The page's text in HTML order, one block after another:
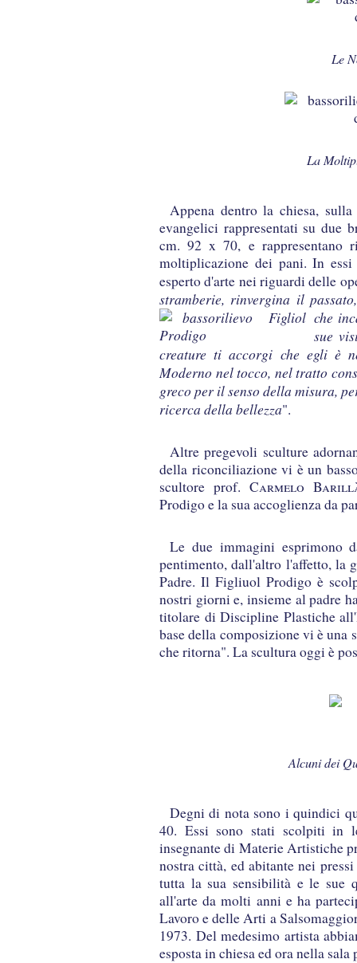
Le
La
Appena dentro la chiesa,
evangelici rappresentati su due
cm. 92 x 70, e rappresentano
moltiplicazione dei pani. In
esperto d'arte nei riguardi delle
stramberie, rinvergina il
che
sue
creature ti accorgi che egli è
Moderno nel tocco, nel tratto
greco per il senso della misura,
ricerca della bellezza".
Altre pregevoli sculture
della riconciliazione vi è un
scultore prof. Carmelo
Prodigo e la sua accoglienza da
Le due immagini esprimono
pentimento, dall'altro l'affetto, la
Padre. Il Figliuol Prodigo è
nostri giorni e, insieme al padre
titolare di Discipline Plastiche
base della composizione vi è
che ritorna". La scultura oggi è
Alcuni dei
Degni di nota sono i quindici
40. Essi sono stati scolpiti in
insegnante di Materie Artistiche
nostra città, ed abitante nei
tutta la sua sensibilità e le sue
all'arte da molti anni e ha
Lavoro e delle Arti a
1973. Del medesimo artista
esposta in chiesa ed ora nella